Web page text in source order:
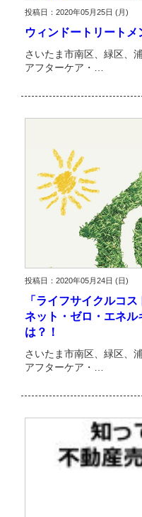
投稿日：2020年05月25日 (月)
ウィンドートリートメ
さいたま市南区、緑区、
アフターケア・…
投稿日：2020年05月24日 (日)
「ライフサイクルコ
ネット・ゼロ・エネル
は？！
さいたま市南区、緑区、
アフターケア・…